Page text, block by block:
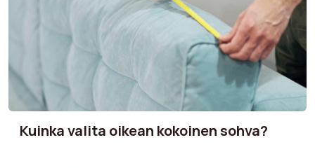
Kuinka valita oikean kokoinen sohva?